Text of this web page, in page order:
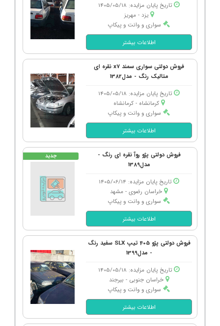
تاریخ پایان مزایده: 1405/05/18
یزد - مهریز
سواری و وانت و پیکاپ
اطلاعات بیشتر
فروش دولتی سواری سمند x7 نقره ای
متالیک رنگ - مدل1382
تاریخ پایان مزایده: 1405/05/18
کرمانشاه - كرمانشاه
سواری و وانت و پیکاپ
اطلاعات بیشتر
فروش دولتی پژو روآ نقره ای رنگ -
مدل1389
تاریخ پایان مزایده: 1405/06/14
خراسان رضوی - مشهد
سواری و وانت و پیکاپ
اطلاعات بیشتر
جدید
فروش دولتی پژو 405 تیپ SLX سفید رنگ
- مدل1399
تاریخ پایان مزایده: 1405/05/18
خراسان جنوبی - بیرجند
سواری و وانت و پیکاپ
اطلاعات بیشتر